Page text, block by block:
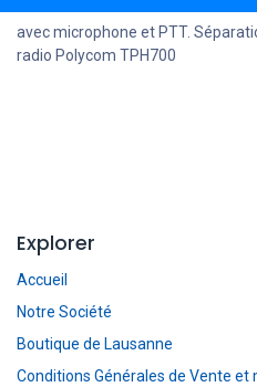
avec microphone et PTT.
radio Polycom TPH700
Explorer
Accueil
Notre Société
Boutique de Lausanne
Conditions Générales de Vente et